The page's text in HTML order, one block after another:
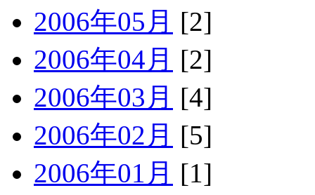
2006年05月 [2]
2006年04月 [2]
2006年03月 [4]
2006年02月 [5]
2006年01月 [1]